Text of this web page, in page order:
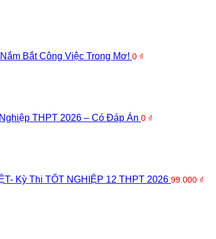
Bắt Công Việc Trong Mơ! 0 ₫
THPT 2026 – Có Đáp Án 0 ₫
Kỳ Thi TỐT NGHIỆP 12 THPT 2026 99.000 ₫